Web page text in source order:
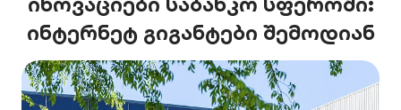
ინტერნეტ გიგანტები შემოდიან